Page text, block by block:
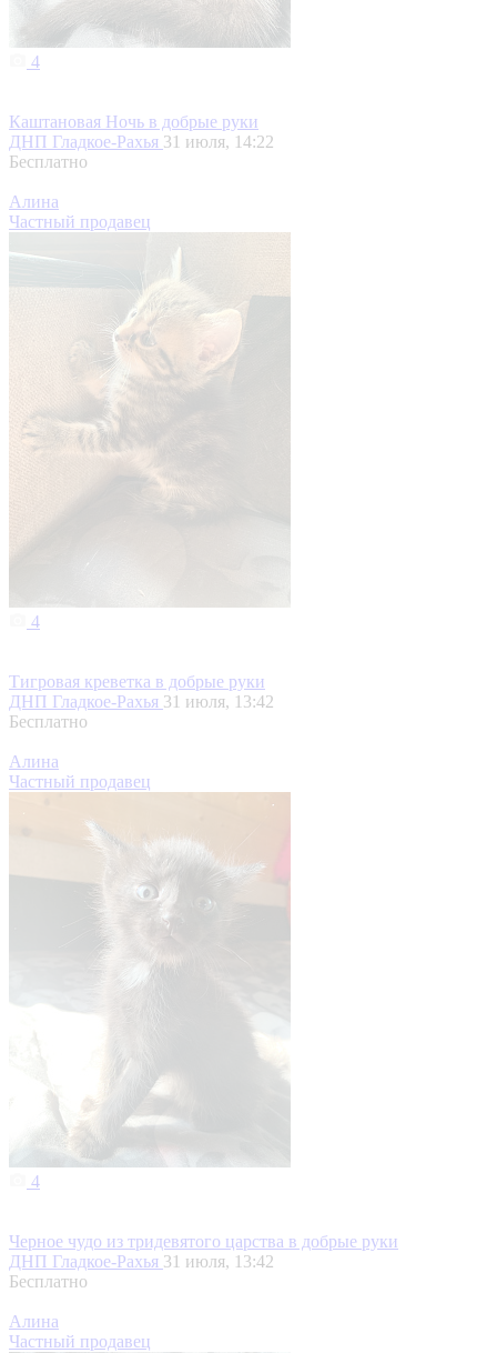
4
Каштановая Ночь в добрые руки
ДНП Гладкое-Рахья 31 июля, 14:22
Бесплатно
Алина
Частный продавец
4
Тигровая креветка в добрые руки
ДНП Гладкое-Рахья 31 июля, 13:42
Бесплатно
Алина
Частный продавец
4
Черное чудо из тридевятого царства в добрые руки
ДНП Гладкое-Рахья 31 июля, 13:42
Бесплатно
Алина
Частный продавец